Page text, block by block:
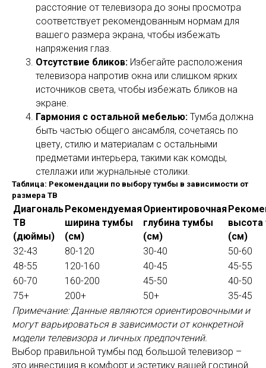
расстояние от телевизора до зоны просмотра
соответствует рекомендованным нормам для
вашего размера экрана, чтобы избежать
напряжения глаз.
Отсутствие бликов: Избегайте расположения
телевизора напротив окна или слишком ярких
источников света, чтобы избежать бликов на
экране.
Гармония с остальной мебелью: Тумба должна
быть частью общего ансамбля, сочетаясь по
цвету, стилю и материалам с остальными
предметами интерьера, такими как комоды,
стеллажи или журнальные столики.
Таблица: Рекомендации по выбору тумбы в зависимости от
размера ТВ
Диагональ
ТВ
(дюймы)
Рекомендуемая
ширина тумбы
(см)
Ориентировочная
глубина тумбы
(см)
(см)
32-43
80-120 30-40
50-60
48-55
120-160 40-45
45-55
60-70
160-200 45-50
40-50
75+
200+ 50+
35-45
Примечание: Данные являются ориентировочными и
могут варьироваться в зависимости от конкретной
модели телевизора и личных предпочтений.
Выбор правильной тумбы под большой телевизор –
это инвестиция в комфорт и эстетику вашей гостиной.